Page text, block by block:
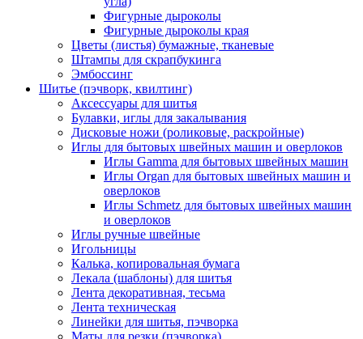
Фигурные дыроколы
Фигурные дыроколы края
Цветы (листья) бумажные, тканевые
Штампы для скрапбукинга
Эмбоссинг
Шитье (пэчворк, квилтинг)
Аксессуары для шитья
Булавки, иглы для закалывания
Дисковые ножи (роликовые, раскройные)
Иглы для бытовых швейных машин и оверлоков
Иглы Gamma для бытовых швейных машин
Иглы Organ для бытовых швейных машин и
оверлоков
Иглы Schmetz для бытовых швейных машин
и оверлоков
Иглы ручные швейные
Игольницы
Калька, копировальная бумага
Лекала (шаблоны) для шитья
Лента декоративная, тесьма
Лента техническая
Линейки для шитья, пэчворка
Маты для резки (пэчворка)